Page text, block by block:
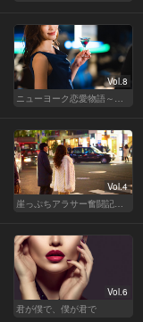
Vol.8
Vol.4
Vol.6
君が僕で、僕が君で